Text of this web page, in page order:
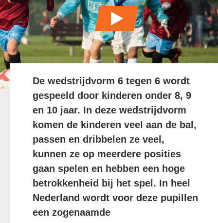
De wedstrijdvorm 6 tegen 6 wordt
gespeeld door kinderen onder 8, 9
en 10 jaar. In deze wedstrijdvorm
komen de kinderen veel aan de bal,
passen en dribbelen ze veel,
kunnen ze op meerdere posities
gaan spelen en hebben een hoge
betrokkenheid bij het spel. In heel
Nederland wordt voor deze pupillen
een zogenaamde